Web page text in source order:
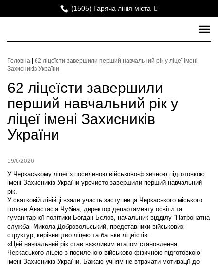
(1505) Гаряча лінія міста
Головна
62 ліцеїсти завершили перший навчальний рік у ліцеї імені
Захисників України
62 ліцеїсти завершили
перший навчальний рік у
ліцеї імені Захисників
України
19/6/2026
У Черкаському ліцеї з посиленою військово-фізичною підготовкою
імені Захисників України урочисто завершили перший навчальний
рік.
У святковій лінійці взяли участь заступниця Черкаського міського
голови Анастасія Чубіна, директор департаменту освіти та
гуманітарної політики Богдан Бєлов, начальник відділу “Патронатна
служба” Микола Добровольський, представники військових
структур, керівництво ліцею та батьки ліцеїстів.
«Цей навчальний рік став важливим етапом становлення
Черкаського ліцею з посиленою військово-фізичною підготовкою
імені Захисників України. Бажаю учням не втрачати мотивації до